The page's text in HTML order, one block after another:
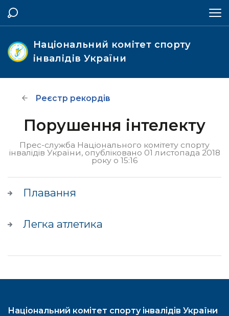
Національний комітет спорту
інвалідів України
Реєстр рекордів
Порушення інтелекту
Прес-служба Національного комітету спорту
інвалідів України, опубліковано 01 листопада 2018
року о 15:16
Плавання
Легка атлетика
Національний комітет спорту інвалідів України